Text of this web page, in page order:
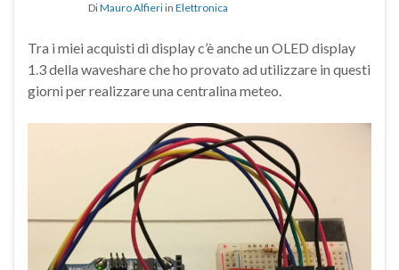
DiMauro Alfieri in Elettronica
Tra i miei acquisti di display c’è anche un OLED display
1.3 della waveshare che ho provato ad utilizzare in questi
giorni per realizzare una centralina meteo.